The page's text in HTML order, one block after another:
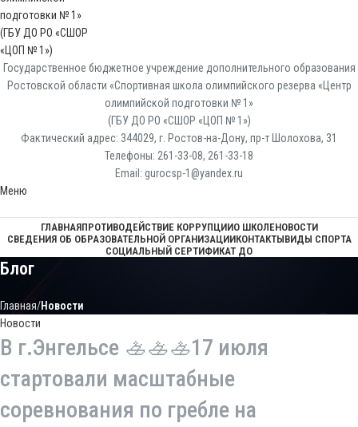
Государственное бюджетное учреждение дополнительного образования
Ростовской области «Спортивная школа олимпийского резерва «Центр
олимпийской подготовки № 1»
(ГБУ ДО РО «СШОР «ЦОП № 1»)
Фактический адрес: 344029, г. Ростов-на-Дону, пр-т Шолохова, 31
Телефоны: 261-33-08, 261-33-18
Email: gurocsp-1@yandex.ru
Меню
ГЛАВНАЯПРОТИВОДЕЙСТВИЕ КОРРУПЦИИО ШКОЛЕНОВОСТИ
СВЕДЕНИЯ ОБ ОБРАЗОВАТЕЛЬНОЙ ОРГАНИЗАЦИИКОНТАКТЫВИДЫ СПОРТА
СОЦИАЛЬНЫЙ СЕРТИФИКАТ ДО
Блог
Главная Новости
Новости
В г.Энгельсе 🚣🚣🚣17 июля
стартовали масштабные
соревнования по гребле на